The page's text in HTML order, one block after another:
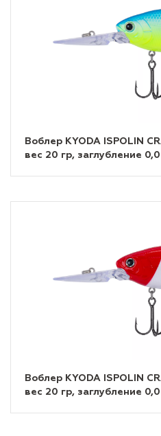
Воблер KYODA ISPOLIN
вес 20 гр, заглубление
Воблер KYODA ISPOLIN
вес 20 гр, заглубление